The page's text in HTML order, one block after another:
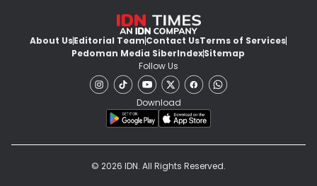
About UsEditorial TeamContact UsTerms of Services
Pedoman Media SiberIndexSitemap
Follow Us
Download
© 2026 IDN. All Rights Reserved.